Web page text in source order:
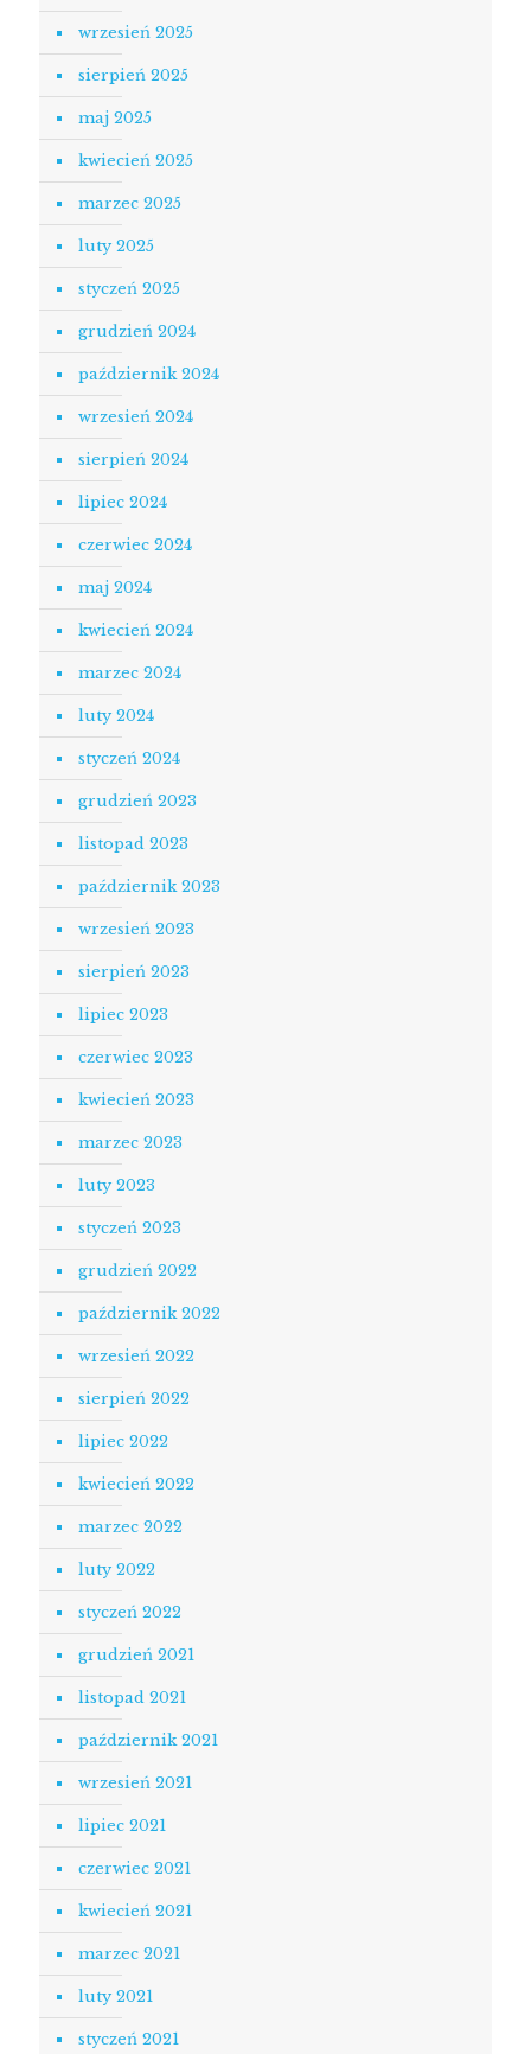
wrzesień 2025
sierpień 2025
maj 2025
kwiecień 2025
marzec 2025
luty 2025
styczeń 2025
grudzień 2024
październik 2024
wrzesień 2024
sierpień 2024
lipiec 2024
czerwiec 2024
maj 2024
kwiecień 2024
marzec 2024
luty 2024
styczeń 2024
grudzień 2023
listopad 2023
październik 2023
wrzesień 2023
sierpień 2023
lipiec 2023
czerwiec 2023
kwiecień 2023
marzec 2023
luty 2023
styczeń 2023
grudzień 2022
październik 2022
wrzesień 2022
sierpień 2022
lipiec 2022
kwiecień 2022
marzec 2022
luty 2022
styczeń 2022
grudzień 2021
listopad 2021
październik 2021
wrzesień 2021
lipiec 2021
czerwiec 2021
kwiecień 2021
marzec 2021
luty 2021
styczeń 2021